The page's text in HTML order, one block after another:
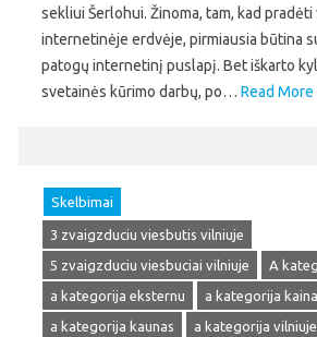
sekliui Šerlohui. Žinoma, tam, kad
internetinėje erdvėje, pirmiausia būtina
patogų internetinį puslapį. Bet iškarto
svetainės kūrimo darbų, po… Read More
Skelbimai
3 zvaigzduciu viesbutis vilniuje
5 zvaigzduciu viesbuciai vilniuje
A
a kategorija eksternu
a kategorija kaina
a kategorija kaunas
a kategorija vilniuje